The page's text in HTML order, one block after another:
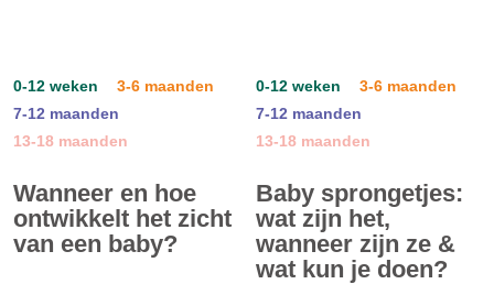
0-12 weken
3-6 maanden
7-12 maanden
13-18 maanden
Wanneer en hoe
ontwikkelt het zicht
van een baby?
0-12 weken
3-6 maanden
7-12 maanden
13-18 maanden
Baby sprongetjes:
wat zijn het,
wanneer zijn ze &
wat kun je doen?